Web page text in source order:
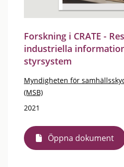
Forskning i CRATE -
industriella
styrsystem
Myndigheten för
(MSB)
2021
Öppna dokument